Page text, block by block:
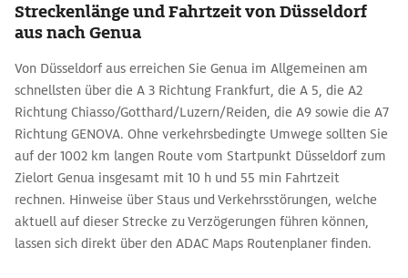
Streckenlänge und Fahrtzeit von Düsseldorf
aus nach Genua
Von Düsseldorf aus erreichen Sie Genua im Allgemeinen am
schnellsten über die A 3 Richtung Frankfurt, die A 5, die A2
Richtung Chiasso/Gotthard/Luzern/Reiden, die A9 sowie die A7
Richtung GENOVA. Ohne verkehrsbedingte Umwege sollten Sie
auf der 1002 km langen Route vom Startpunkt Düsseldorf zum
Zielort Genua insgesamt mit 10 h und 55 min Fahrtzeit
rechnen. Hinweise über Staus und Verkehrsstörungen, welche
aktuell auf dieser Strecke zu Verzögerungen führen können,
lassen sich direkt über den ADAC Maps Routenplaner finden.